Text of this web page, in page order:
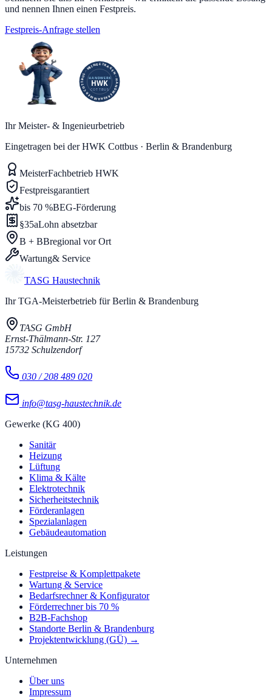
und nennen Ihnen einen Festpreis.
Festpreis-Anfrage stellen
Ihr Meister- & Ingenieurbetrieb
Eingetragen bei der HWK Cottbus · Berlin & Brandenburg
MeisterFachbetrieb HWK
Festpreisgarantiert
bis 70 %BEG-Förderung
§35aLohn absetzbar
B + BBregional vor Ort
Wartung& Service
TASG Haustechnik
Ihr TGA-Meisterbetrieb für Berlin & Brandenburg
TASG GmbH
Ernst-Thälmann-Str. 127
15732 Schulzendorf
030 / 208 489 020
info@tasg-haustechnik.de
Gewerke (KG 400)
Sanitär
Heizung
Lüftung
Klima & Kälte
Elektrotechnik
Sicherheitstechnik
Förderanlagen
Spezialanlagen
Gebäudeautomation
Leistungen
Festpreise & Komplettpakete
Wartung & Service
Bedarfsrechner & Konfigurator
Förderrechner bis 70 %
B2B-Fachshop
Standorte Berlin & Brandenburg
Projektentwicklung (GÜ) →
Unternehmen
Über uns
Impressum